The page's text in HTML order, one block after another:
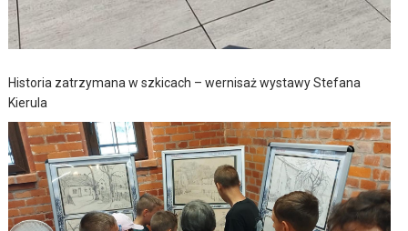
Historia zatrzymana w szkicach – wernisaż wystawy Stefana
Kierula